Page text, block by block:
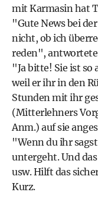
mit Karmasin hat
"Gute News bei
nicht, ob ich
reden",
"Ja bitte! Sie ist
weil er ihr in den
Stunden mit ihr
(Mitterlehners
Anm.) auf sie
"Wenn du ihr
untergeht. Und
usw. Hilft das
Kurz.